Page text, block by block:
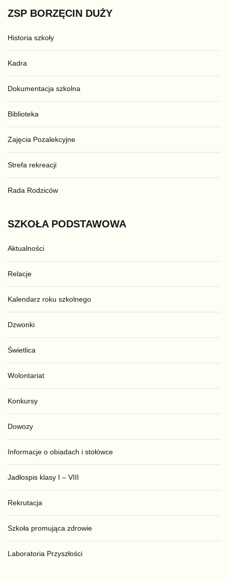
ZSP BORZĘCIN DUŻY
Historia szkoły
Kadra
Dokumentacja szkolna
Biblioteka
Zajęcia Pozalekcyjne
Strefa rekreacji
Rada Rodziców
SZKOŁA PODSTAWOWA
Aktualności
Relacje
Kalendarz roku szkolnego
Dzwonki
Świetlica
Wolontariat
Konkursy
Dowozy
Informacje o obiadach i stołówce
Jadłospis klasy I – VIII
Rekrutacja
Szkoła promująca zdrowie
Laboratoria Przyszłości